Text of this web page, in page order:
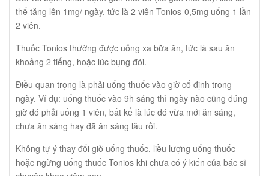
thể tăng lên 1mg/ ngày, tức là 2 viên Tonios-0,5mg uống 1 lần
2 viên.
Thuốc Tonios thường được uống xa bữa ăn, tức là sau ăn
khoảng 2 tiếng, hoặc lúc bụng đói.
Điều quan trọng là phải uống thuốc vào giờ cố định trong
ngày. Ví dụ: uống thuốc vào 9h sáng thì ngày nào cũng đúng
giờ đó phải uống 1 viên, bất kể là lúc đó vừa mới ăn sáng,
chưa ăn sáng hay đã ăn sáng lâu rồi.
Không tự ý thay đổi giờ uống thuốc, liều lượng uống thuốc
hoặc ngừng uống thuốc Tonios khi chưa có ý kiến của bác sĩ